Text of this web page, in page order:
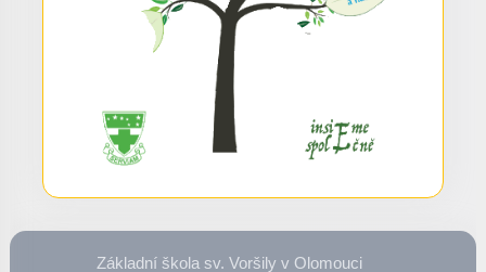
Základní škola sv. Voršily v Olomouci